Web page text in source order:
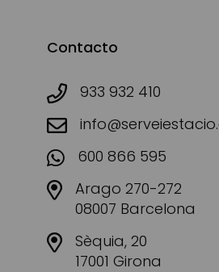
Contacto
933 932 410
600 866 595
Arago 270-272
08007 Barcelona
Sèquia, 20
17001 Girona